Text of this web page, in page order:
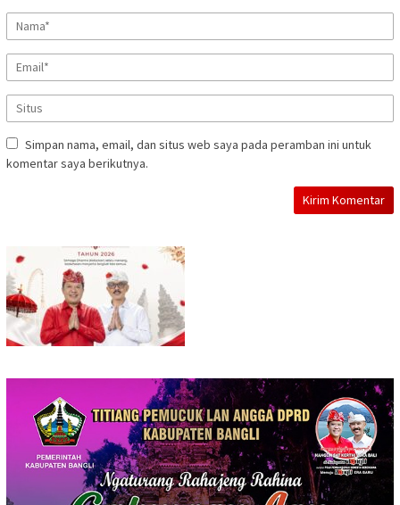
Simpan nama, email, dan situs web saya pada peramban ini untuk
komentar saya berikutnya.